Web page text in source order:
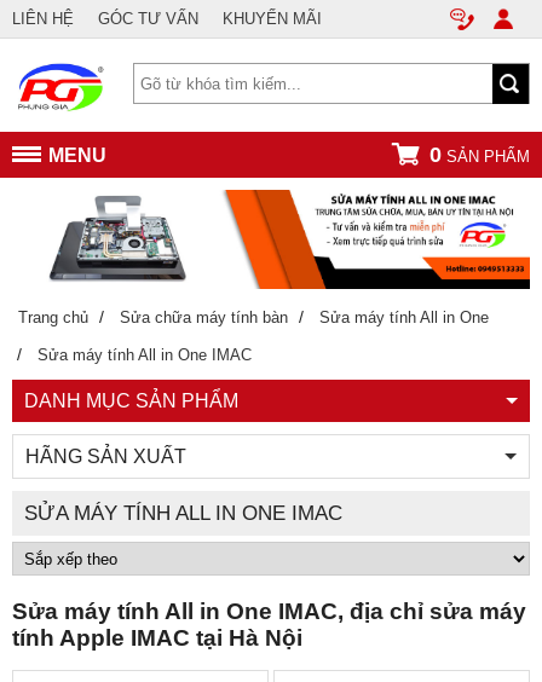
LIÊN HỆ GÓC TƯ VẤN KHUYẾN MÃI
MENU 0 SẢN PHẨM
Trang chủ / Sửa chữa máy tính bàn / Sửa máy tính All in One
/ Sửa máy tính All in One IMAC
DANH MỤC SẢN PHẨM
HÃNG SẢN XUẤT
SỬA MÁY TÍNH ALL IN ONE IMAC
Sửa máy tính All in One IMAC, địa chỉ sửa máy
tính Apple IMAC tại Hà Nội